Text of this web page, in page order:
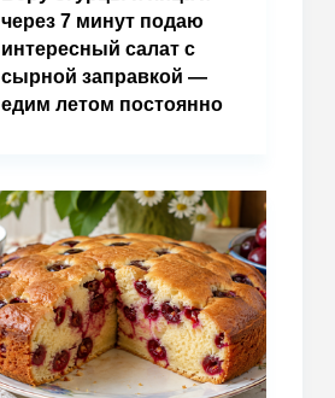
через 7 минут подаю
интересный салат с
сырной заправкой —
едим летом постоянно